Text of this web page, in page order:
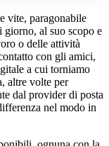
vite, paragonabile
giorno, al suo scopo e
o delle attività
con gli amici,
a cui torniamo
altre volte per
dal provider di posta
nel modo in